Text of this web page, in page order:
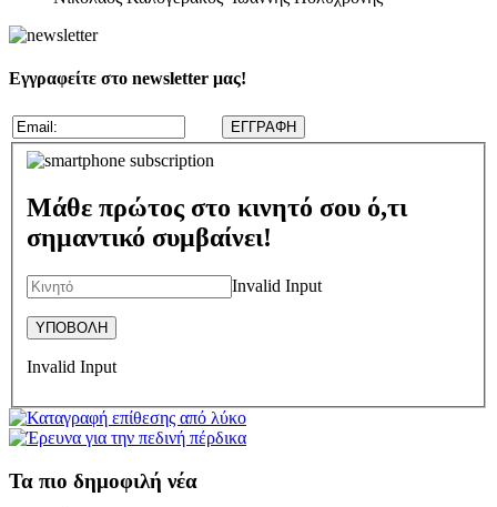
Εγγραφείτε στο newsletter μας!
Μάθε πρώτος στο κινητό σου ό,τι
σημαντικό συμβαίνει!
Invalid Input
Invalid Input
Τα πιο δημοφιλή νέα